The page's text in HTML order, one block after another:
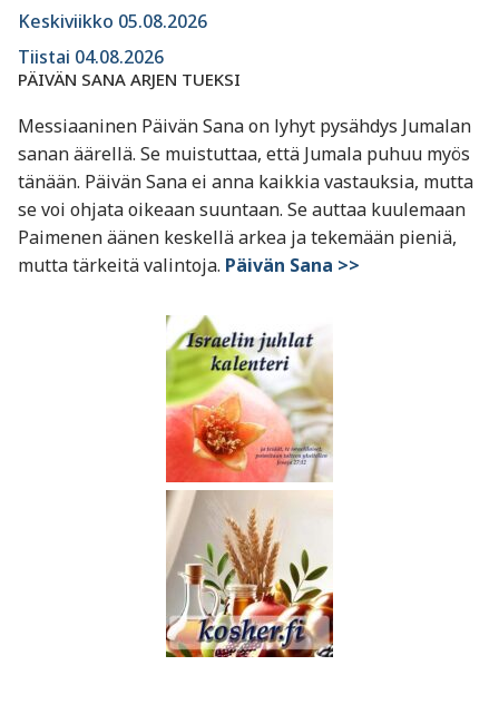
Keskiviikko 05.08.2026
Tiistai 04.08.2026
PÄIVÄN SANA ARJEN TUEKSI
Messiaaninen Päivän Sana on lyhyt pysähdys Jumalan
sanan äärellä. Se muistuttaa, että Jumala puhuu myös
tänään. Päivän Sana ei anna kaikkia vastauksia, mutta
se voi ohjata oikeaan suuntaan. Se auttaa kuulemaan
Paimenen äänen keskellä arkea ja tekemään pieniä,
mutta tärkeitä valintoja. Päivän Sana >>